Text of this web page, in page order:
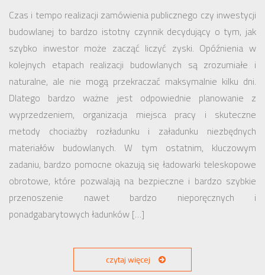
Czas i tempo realizacji zamówienia publicznego czy inwestycji
budowlanej to bardzo istotny czynnik decydujący o tym, jak
szybko inwestor może zacząć liczyć zyski. Opóźnienia w
kolejnych etapach realizacji budowlanych są zrozumiałe i
naturalne, ale nie mogą przekraczać maksymalnie kilku dni.
Dlatego bardzo ważne jest odpowiednie planowanie z
wyprzedzeniem, organizacja miejsca pracy i skuteczne
metody chociażby rozładunku i załadunku niezbędnych
materiałów budowlanych. W tym ostatnim, kluczowym
zadaniu, bardzo pomocne okazują się ładowarki teleskopowe
obrotowe, które pozwalają na bezpieczne i bardzo szybkie
przenoszenie nawet bardzo nieporęcznych i
ponadgabarytowych ładunków […]
czytaj więcej